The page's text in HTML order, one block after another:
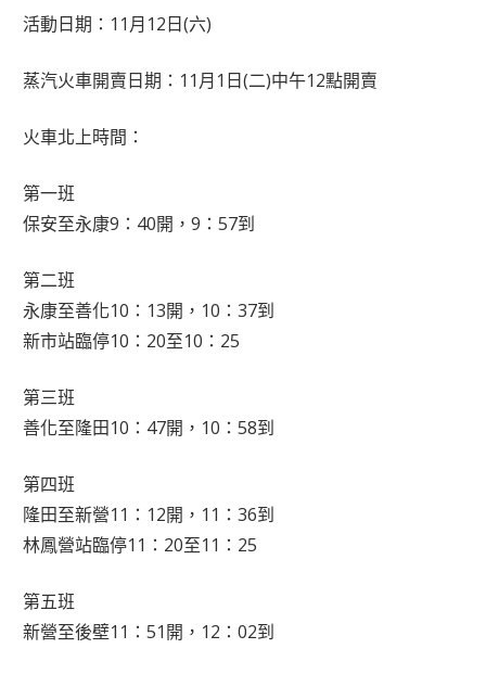
活動日期：11月12日(六)
蒸汽火車開賣日期：11月1日(二)中午12點開賣
火車北上時間：
第一班
保安至永康9：40開，9：57到
第二班
永康至善化10：13開，10：37到
新市站臨停10：20至10：25
第三班
善化至隆田10：47開，10：58到
第四班
隆田至新營11：12開，11：36到
林鳳營站臨停11：20至11：25
第五班
新營至後壁11：51開，12：02到